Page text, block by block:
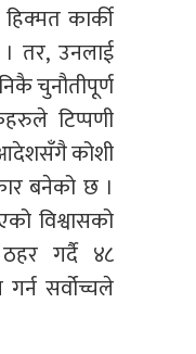
कार्की
तर, उनलाई
चुनौतीपूर्ण
टिप्पणी
कोशी
बनेको छ ।
विश्वासको
गर्दै ४८
गर्न सर्वोच्चले